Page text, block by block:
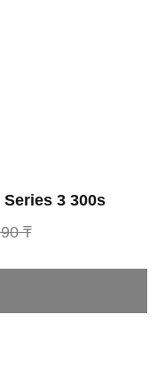
3 300s
₸